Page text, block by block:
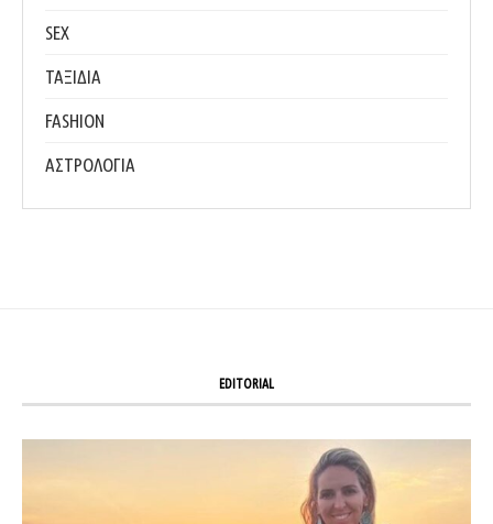
SEX
ΤΑΞΙΔΙΑ
FASHION
ΑΣΤΡΟΛΟΓΙΑ
EDITORIAL